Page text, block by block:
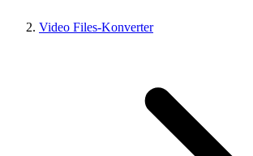
Video Files-Konverter